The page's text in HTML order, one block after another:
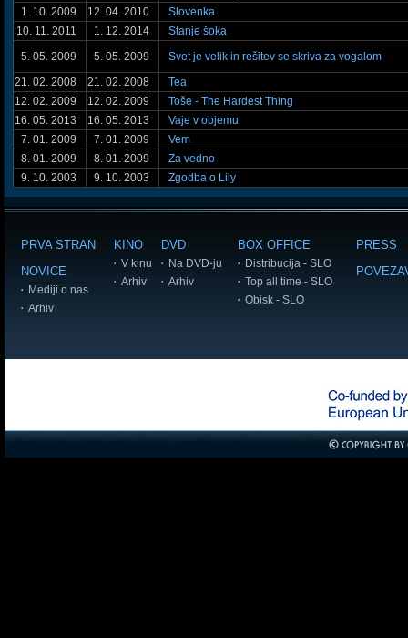
1. 10. 2009
12. 04. 2010
Slovenka
10. 11. 2011
1. 12. 2014
Stanje šoka
5. 05. 2009
5. 05. 2009
Svet je velik in rešitev se skriva za vogalom
21. 02. 2008
21. 02. 2008
Tea
12. 02. 2009
12. 02. 2009
Toše - The Hardest Thing
16. 05. 2013
16. 05. 2013
Vaje v objemu
7. 01. 2009
7. 01. 2009
Vem
8. 01. 2009
8. 01. 2009
Za vedno
9. 10. 2003
9. 10. 2003 Zgodba o Lily
PRVA STRAN
NOVICE
Mediji o nas
Arhiv
KINO
V kinu
Arhiv
DVD
Na DVD-ju
Arhiv
BOX OFFICE
Distribucija - SLO
Top all time - SLO
Obisk - SLO
PRESS